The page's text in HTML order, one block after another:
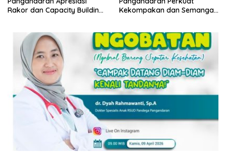
Rakor dan Capacity Building
Antar Lini
Kekompakan dan Semangat